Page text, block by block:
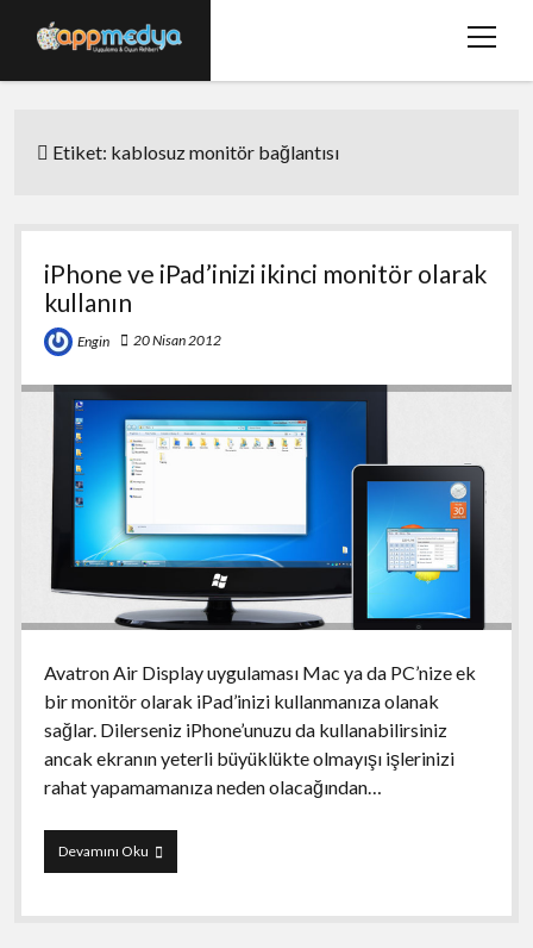
menüyü
Hakkımızda
twitterfacebook
Etiket: kablosuz monitör bağlantısı
iPhone ve iPad’inizi ikinci monitör olarak
kullanın
Engin 20 Nisan 2012
Avatron Air Display uygulaması Mac ya da PC’nize ek
bir monitör olarak iPad’inizi kullanmanıza olanak
sağlar. Dilerseniz iPhone’unuzu da kullanabilirsiniz
ancak ekranın yeterli büyüklükte olmayışı işlerinizi
rahat yapamamanıza neden olacağından…
Devamını OkuiPhone
ve
ikinci